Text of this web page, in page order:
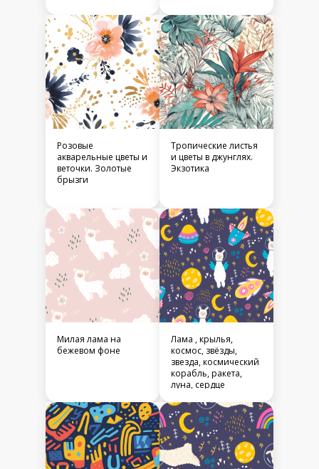
Розовые
акварельные цветы и
веточки. Золотые
брызги
Тропические листья
и цветы в джунглях.
Экзотика
Милая лама на
бежевом фоне
Лама , крылья,
космос, звёзды,
звезда, космический
корабль, ракета,
луна, сердце